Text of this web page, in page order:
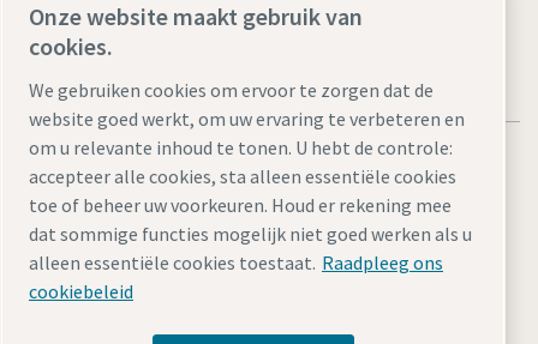
Juridische kennisgevingen en privacyverklaringen
Cookie-instellingen beheren
© 2026 Atlas Copco
Onze website maakt gebruik van
cookies.
We gebruiken cookies om ervoor te zorgen dat de
website goed werkt, om uw ervaring te verbeteren en
om u relevante inhoud te tonen. U hebt de controle:
accepteer alle cookies, sta alleen essentiële cookies
toe of beheer uw voorkeuren. Houd er rekening mee
dat sommige functies mogelijk niet goed werken als u
alleen essentiële cookies toestaat. Raadpleeg ons
cookiebeleid